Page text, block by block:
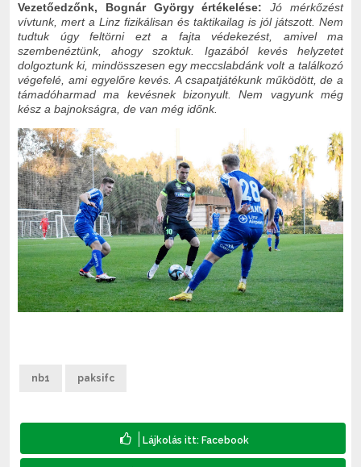
Vezetőedzőnk, Bognár György értékelése:Jó mérkőzést
vívtunk, mert a Linz fizikálisan és taktikailag is jól játszott. Nem
tudtuk úgy feltörni ezt a fajta védekezést, amivel ma
szembenéztünk, ahogy szoktuk. Igazából kevés helyzetet
dolgoztunk ki, mindösszesen egy meccslabdánk volt a találkozó
végefelé, ami egyelőre kevés. A csapatjátékunk működött, de a
támadóharmad ma kevésnek bizonyult. Nem vagyunk még
kész a bajnokságra, de van még időnk.
nb1 paksifc